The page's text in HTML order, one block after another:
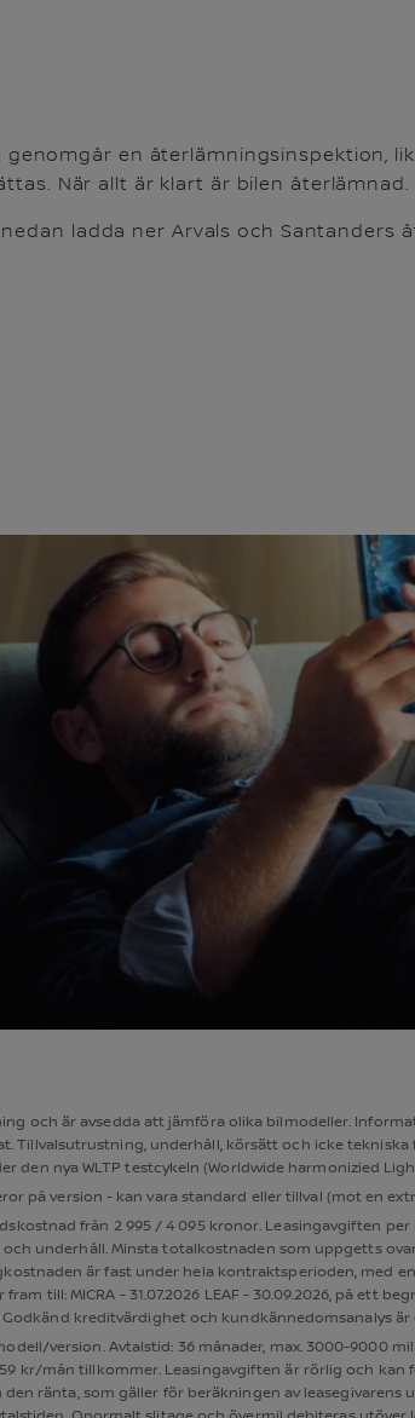
en återlämningsinspektion,
När allt är klart är bilen återlämnad.
ladda ner Arvals och Santanders
och är avsedda att jämföra olika bilmodeller.
Tillvalsutrustning, underhåll, körsätt och icke
den nya WLTP testcykeln (Worldwide harmonizied
på version - kan vara standard eller tillval (mot en
från 2 995 / 4 095 kronor. Leasingavgiften
underhåll. Minsta totalkostnaden som uppgetts
är fast under hela kontraktsperioden, med
till: MICRA - 31.07.2026 LEAF - 30.09.2026, på ett
kreditvärdighet och kundkännedomsanalys
version. Avtalstid: 36 månader, max. 3000-9000
kr/mån tillkommer. Leasingavgiften är rörlig och kan
ränta, som gäller för beräkningen av leasegivarens